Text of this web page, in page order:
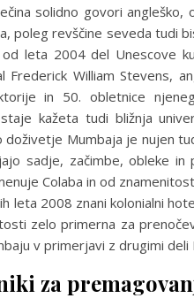
solidno govori
poleg revščine seveda tudi
leta 2004 del Unescove
William Stevens,
in 50. obletnice
kažeta tudi bližnja
doživetje Mumbaja je nujen
sadje, začimbe, obleke in
Colaba in od
2008 znani kolonialni
zelo primerna za
v primerjavi z drugimi
za